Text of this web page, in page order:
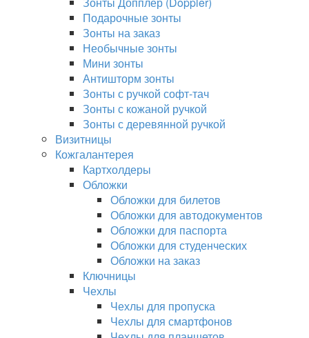
Подарочные зонты
Зонты на заказ
Необычные зонты
Мини зонты
Антишторм зонты
Зонты с ручкой софт-тач
Зонты с кожаной ручкой
Зонты с деревянной ручкой
Визитницы
Кожгалантерея
Картхолдеры
Обложки
Обложки для билетов
Обложки для автодокументов
Обложки для паспорта
Обложки для студенческих
Обложки на заказ
Ключницы
Чехлы
Чехлы для пропуска
Чехлы для смартфонов